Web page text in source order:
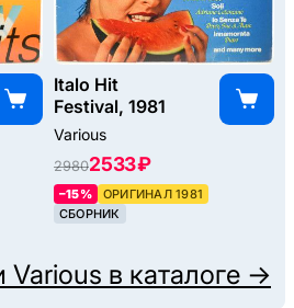
Italo Hit
Festival, 1981
Various
29802533 ₽
–15%
ОРИГИНАЛ 1981
СБОРНИК
Various в каталоге →